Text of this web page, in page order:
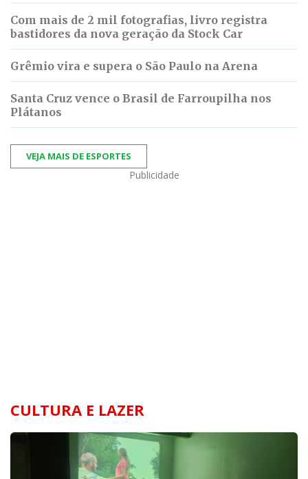
Com mais de 2 mil fotografias, livro registra
bastidores da nova geração da Stock Car
Grêmio vira e supera o São Paulo na Arena
Santa Cruz vence o Brasil de Farroupilha nos
Plátanos
VEJA MAIS DE ESPORTES
Publicidade
CULTURA E LAZER